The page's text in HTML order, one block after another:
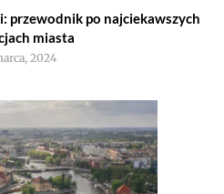
przewodnik po najciekawszych
miasta
2024